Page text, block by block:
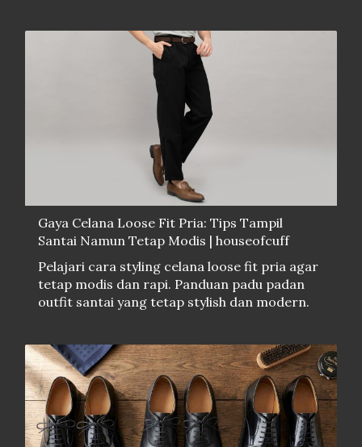
Gaya Celana Loose Fit Pria: Tips Tampil
Santai Namun Tetap Modis | houseofcuff
Pelajari cara styling celana loose fit pria agar
tetap modis dan rapi. Panduan padu padan
outfit santai yang tetap stylish dan modern.